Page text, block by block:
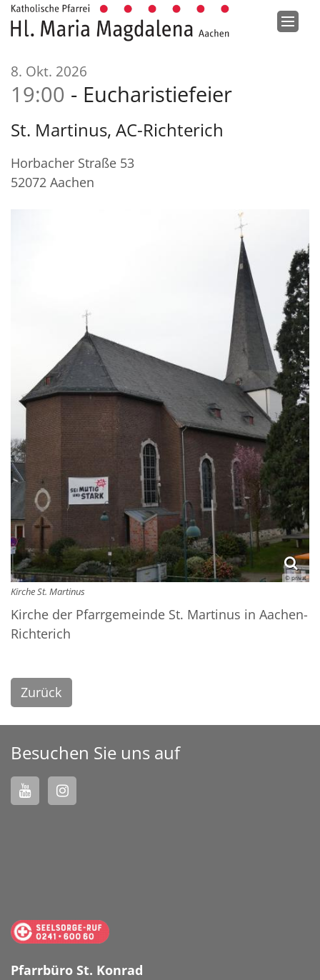
Zum Inhalt springen
8. Okt. 2026
19:00 Eucharistiefeier
St. Martinus, AC-Richterich
Horbacher Straße 53
52072 Aachen
© privat
Kirche St. Martinus
Kirche der Pfarrgemeinde St. Martinus in Aachen-
Richterich
Zurück
Besuchen Sie uns auf
Pfarrbüro St. Konrad